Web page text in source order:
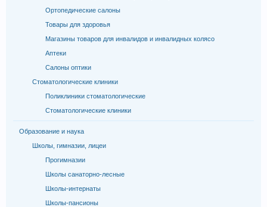
Ортопедические салоны
Товары для здоровья
Магазины товаров для инвалидов и инвалидных колясо
Аптеки
Салоны оптики
Стоматологические клиники
Поликлиники стоматологические
Стоматологические клиники
Образование и наука
Школы, гимназии, лицеи
Прогимназии
Школы санаторно-лесные
Школы-интернаты
Школы-пансионы